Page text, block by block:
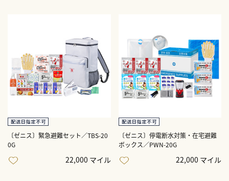
〔ゼニス〕緊急避難セット／TBS-20
0G
22,000 マイル
〔ゼニス〕停電断水対策・在宅避難
ボックス／PWN-20G
22,000 マイル